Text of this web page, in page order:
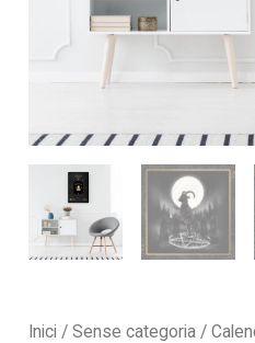
Inici /Sense categoria /